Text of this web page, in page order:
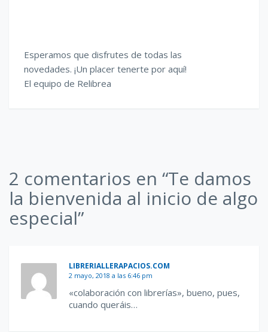
Esperamos que disfrutes de todas las
novedades. ¡Un placer tenerte por aquí!
El equipo de Relibrea
2 comentarios en “Te damos
la bienvenida al inicio de algo
especial”
LIBRERIALLERAPACIOS.COM
2 mayo, 2018 a las 6:46 pm
«colaboración con librerías», bueno, pues,
cuando queráis…